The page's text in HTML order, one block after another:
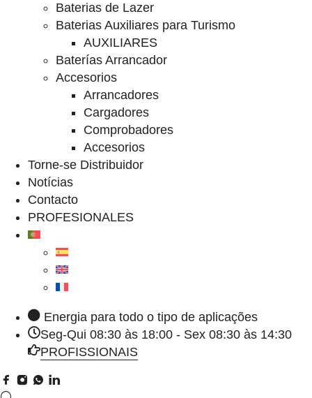
Baterias de Lazer
Baterias Auxiliares para Turismo
AUXILIARES
Baterías Arrancador
Accesorios
Arrancadores
Cargadores
Comprobadores
Accesorios
Torne-se Distribuidor
Notícias
Contacto
PROFESIONALES
Energia para todo o tipo de aplicações
Seg-Qui 08:30 às 18:00 - Sex 08:30 às 14:30
PROFISSIONAIS